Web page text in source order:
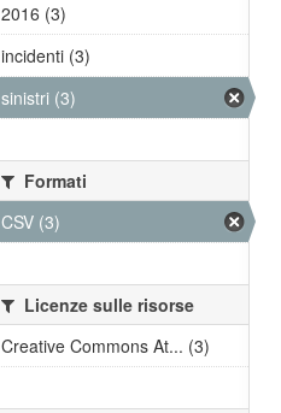
2016 (3)
incidenti (3)
sinistri (3)
Formati
CSV (3)
Licenze sulle risorse
Creative Commons At... (3)